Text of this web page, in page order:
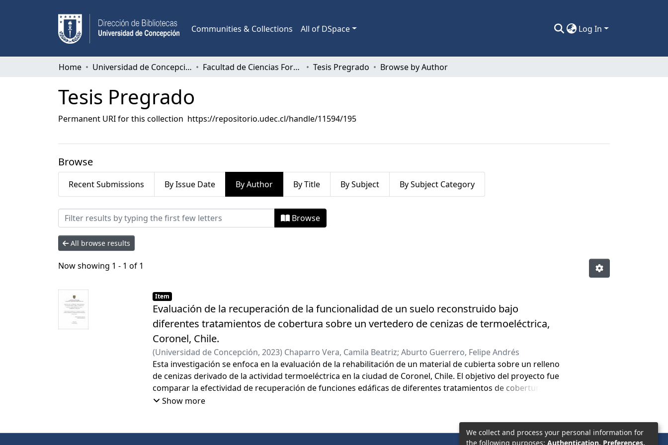
Communities & Collections All of DSpace Log In
Home Universidad de Concepción Facultad de Ciencias Forestales Tesis Pregrado Browse by Author
Tesis Pregrado
Permanent URI for this collection https://repositorio.udec.cl/handle/11594/195
Browse
Recent Submissions By Issue Date By Author By Title By Subject By Subject Category
Browsing Tesis Pregrado by Author "Aburto Guerrero, Felipe Andrés"
Browse
All browse results
Now showing 1 - 1 of 1
Item
Evaluación de la recuperación de la funcionalidad de un suelo reconstruido bajo
diferentes tratamientos de cobertura sobre un vertedero de cenizas de termoeléctrica,
Coronel, Chile.
(Universidad de Concepción, 2023) Chaparro Vera, Camila Beatriz; Aburto Guerrero, Felipe Andrés
Esta investigación se enfoca en la evaluación de la rehabilitación de un material de cubierta sobre un relleno
de cenizas derivado de la actividad termoeléctrica en la ciudad de Coronel, Chile. El objetivo del proyecto fue
comparar la efectividad de recuperación de funciones edáficas de diferentes tratamientos de cobertura de
suelos complementarias a las acciones la plantación de especies leñosas nativas. Lo anterior se realizó
lombrices. Los resultados revelan que la adición de coberturas y semillas de pastos permite una sucesión
superior al proceso espontáneo en el ecosistema, acelerando la recuperación de la funcionalidad edáfica y la
Show more
We collect and process your personal information for
the following purposes: Authentication, Preferences,